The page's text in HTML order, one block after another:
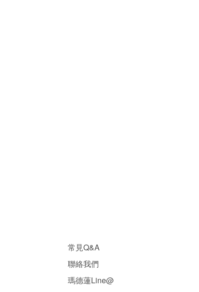
常見Q&A
聯絡我們
瑪德蓮Line@